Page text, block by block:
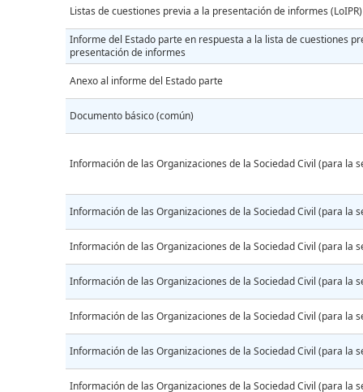
Listas de cuestiones previa a la presentación de informes (LoIPR)
Informe del Estado parte en respuesta a la lista de cuestiones
presentación de informes
Anexo al informe del Estado parte
Documento básico (común)
Información de las Organizaciones de la Sociedad Civil (para la
Información de las Organizaciones de la Sociedad Civil (para la
Información de las Organizaciones de la Sociedad Civil (para la
Información de las Organizaciones de la Sociedad Civil (para la
Información de las Organizaciones de la Sociedad Civil (para la
Información de las Organizaciones de la Sociedad Civil (para la
Información de las Organizaciones de la Sociedad Civil (para la